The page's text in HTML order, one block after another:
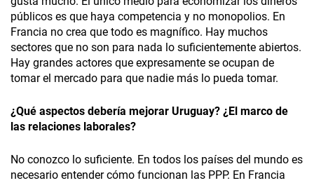
públicos es que haya competencia y no monopolios. En
Francia no crea que todo es magnífico. Hay muchos
sectores que no son para nada lo suficientemente abiertos.
Hay grandes actores que expresamente se ocupan de
tomar el mercado para que nadie más lo pueda tomar.
¿Qué aspectos debería mejorar Uruguay? ¿El marco de
las relaciones laborales?
No conozco lo suficiente. En todos los países del mundo es
necesario entender cómo funcionan las PPP. En Francia